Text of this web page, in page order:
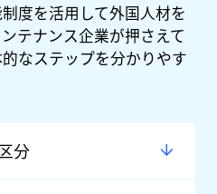
度を活用して外国人材を
テナンス企業が押さえて
なステップを分かりやす
分